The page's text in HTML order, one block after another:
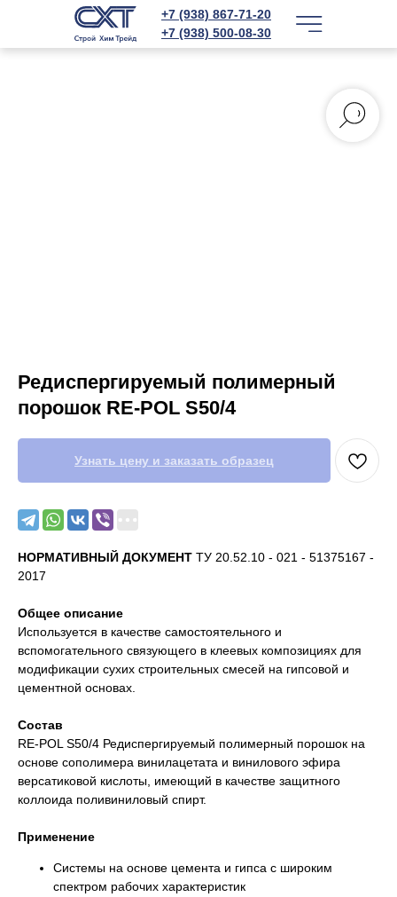
+7 (938) 867-71-20
+7 (938) 500-08-30
Редиспергируемый полимерный
порошок RE-POL S50/4
Узнать цену и заказать образец
НОРМАТИВНЫЙ ДОКУМЕНТ ТУ 20.52.10 - 021 - 51375167 -
2017
Общее описание
Используется в качестве самостоятельного и
вспомогательного связующего в клеевых композициях для
модификации сухих строительных смесей на гипсовой и
цементной основах.
Состав
RE-POL S50/4 Редиспергируемый полимерный порошок на
основе сополимера винилацетата и винилового эфира
версатиковой кислоты, имеющий в качестве защитного
коллоида поливиниловый спирт.
Применение
Системы на основе цемента и гипса с широким
спектром рабочих характеристик